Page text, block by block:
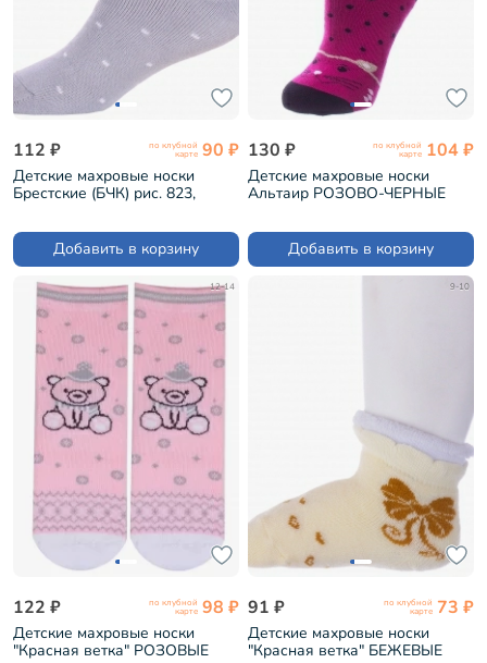
112 ₽ по клубной
карте 90 ₽
Детские махровые носки
Брестские (БЧК) рис. 823,
Добавить в корзину
130 ₽ по клубной
карте 104 ₽
Детские махровые носки
Альтаир РОЗОВО-ЧЕРНЫЕ
Добавить в корзину
12-14
122 ₽ по клубной
карте 98 ₽
Детские махровые носки
"Красная ветка" РОЗОВЫЕ
9-10
91 ₽ по клубной
карте 73 ₽
Детские махровые носки
"Красная ветка" БЕЖЕВЫЕ